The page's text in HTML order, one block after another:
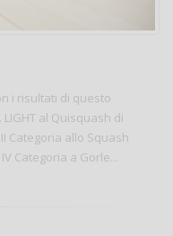
i risultati di questo
al Quisquash di
Categoria allo Squash
Categoria a Gorle...